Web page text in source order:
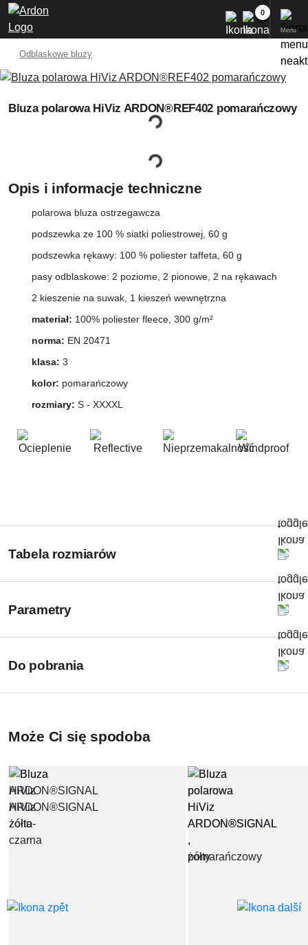
Menu
Odblaskowe bluzy
Bluza polarowa HiViz ARDON®REF402 pomarańczowy
Opis i informacje techniczne
polarowa bluza ostrzegawcza
podszewka ze 100 % siatki poliestrowej, 60 g
podszewka rękawy: 100 % poliester taffeta, 60 g
pasy odblaskowe: 2 poziome, 2 pionowe, 2 na rękawach
2 kieszenie na suwak, 1 kieszeń wewnętrzna
materiał: 100% poliester fleece, 300 g/m²
norma: EN 20471
klasa: 3
kolor: pomarańczowy
rozmiary: S - XXXXL
Tabela rozmiarów
Parametry
Do pobrania
Może Ci się spodoba